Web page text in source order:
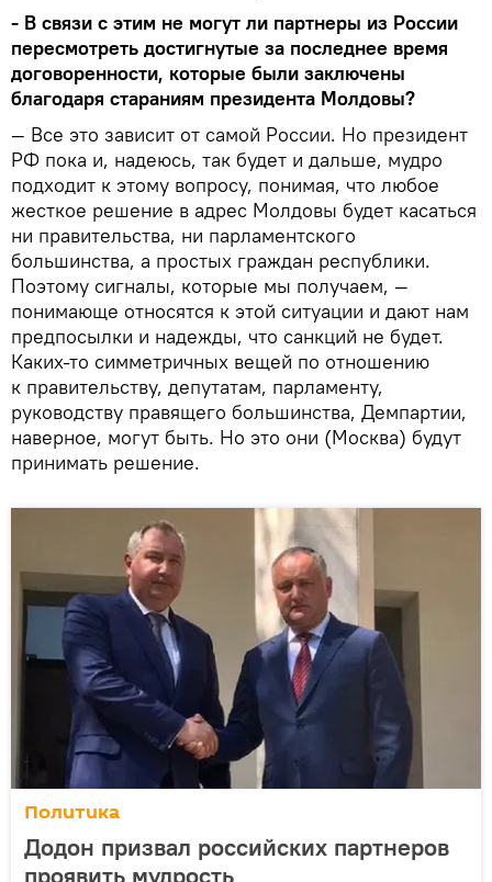
- В связи с этим не могут ли партнеры из России
пересмотреть достигнутые за последнее время
договоренности, которые были заключены
благодаря стараниям президента Молдовы?
— Все это зависит от самой России. Но президент
РФ пока и, надеюсь, так будет и дальше, мудро
подходит к этому вопросу, понимая, что любое
жесткое решение в адрес Молдовы будет касаться
ни правительства, ни парламентского
большинства, а простых граждан республики.
Поэтому сигналы, которые мы получаем, —
понимающе относятся к этой ситуации и дают нам
предпосылки и надежды, что санкций не будет.
Каких-то симметричных вещей по отношению
к правительству, депутатам, парламенту,
руководству правящего большинства, Демпартии,
наверное, могут быть. Но это они (Москва) будут
принимать решение.
Политика
Додон призвал российских партнеров
проявить мудрость